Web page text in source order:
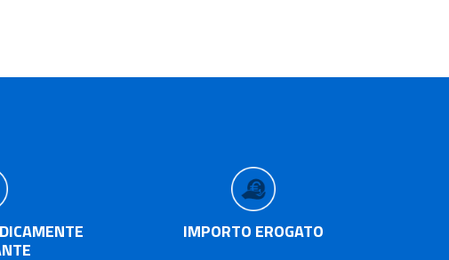
IMPORTO EROGATO